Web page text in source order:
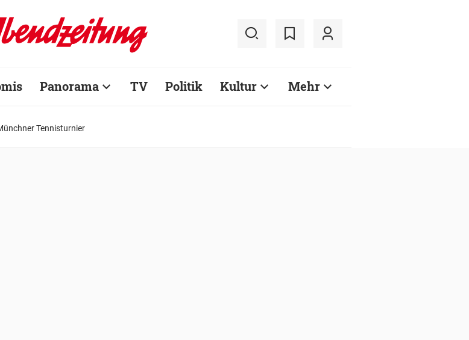
Panorama TV Politik Kultur Mehr
Tennisturnier